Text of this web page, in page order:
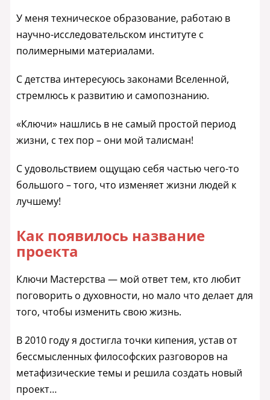
У меня техническое образование, работаю в
научно-исследовательском институте с
полимерными материалами.
С детства интересуюсь законами Вселенной,
стремлюсь к развитию и самопознанию.
«Ключи» нашлись в не самый простой период
жизни, с тех пор – они мой талисман!
С удовольствием ощущаю себя частью чего-то
большого – того, что изменяет жизни людей к
лучшему!
Как появилось название
проекта
Ключи Мастерства — мой ответ тем, кто любит
поговорить о духовности, но мало что делает для
того, чтобы изменить свою жизнь.
В 2010 году я достигла точки кипения, устав от
бессмысленных философских разговоров на
метафизические темы и решила создать новый
проект…